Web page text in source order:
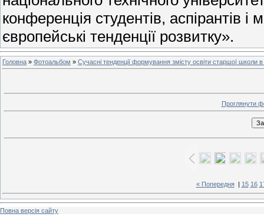
конференція студентів, аспірантів і
європейські тенденції розвитку».
Головна » Фотоальбом » Сучасні тенденції формування змісту освіти старшої школи
Проглянути
« Попередня| 15 16
Повна версія сайту